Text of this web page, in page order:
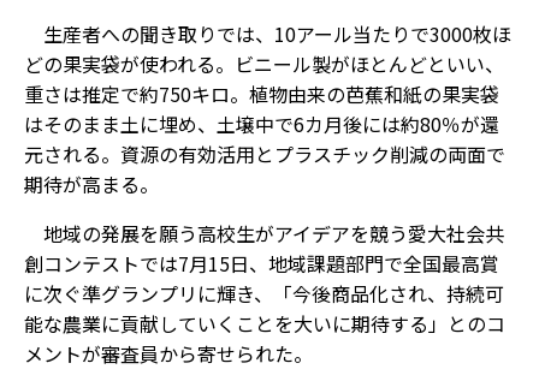
生産者への聞き取りでは、10アール当たりで3000枚ほ
どの果実袋が使われる。ビニール製がほとんどといい、
重さは推定で約750キロ。植物由来の芭蕉和紙の果実袋
はそのまま土に埋め、土壌中で6カ月後には約80％が還
元される。資源の有効活用とプラスチック削減の両面で
期待が高まる。
地域の発展を願う高校生がアイデアを競う愛大社会共
創コンテストでは7月15日、地域課題部門で全国最高賞
に次ぐ準グランプリに輝き、「今後商品化され、持続可
能な農業に貢献していくことを大いに期待する」とのコ
メントが審査員から寄せられた。